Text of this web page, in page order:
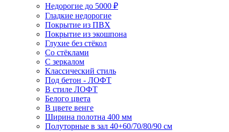
Недорогие до 5000 ₽
Гладкие недорогие
Покрытие из ПВХ
Покрытие из экошпона
Глухие без стёкол
Со стёклами
С зеркалом
Классический стиль
Под бетон - ЛОФТ
В стиле ЛОФТ
Белого цвета
В цвете венге
Ширина полотна 400 мм
Полуторные в зал 40+60/70/80/90 см